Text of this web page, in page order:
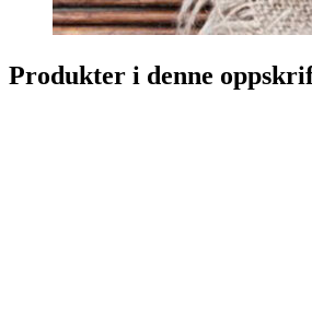
Produkter i denne